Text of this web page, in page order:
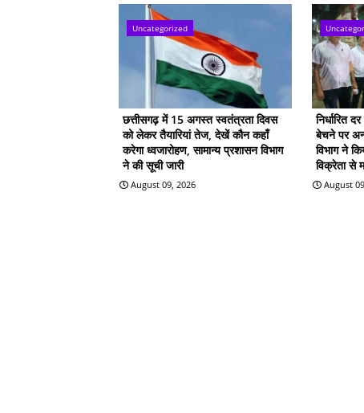
Uncategorized
छत्तीसगढ़ में 15 अगस्त स्वतंत्रता दिवस
को लेकर तैयारियां तेज, देखें कौन कहाँ
करेगा ध्वजारोहण, सामान्य प्रशासन विभाग
ने की सूची जारी
August 09, 2026
निर्धारित
बेचने पर
विभाग ने
विक्रेता से
August